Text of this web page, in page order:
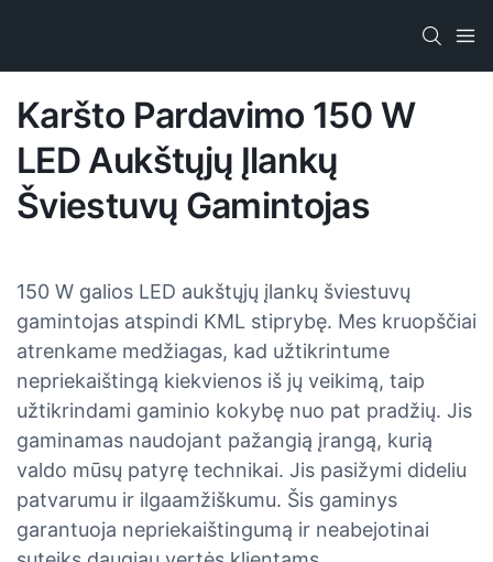
Karšto Pardavimo 150 W
LED Aukštųjų Įlankų
Šviestuvų Gamintojas
150 W galios LED aukštųjų įlankų šviestuvų
gamintojas atspindi KML stiprybę. Mes kruopščiai
atrenkame medžiagas, kad užtikrintume
nepriekaištingą kiekvienos iš jų veikimą, taip
užtikrindami gaminio kokybę nuo pat pradžių. Jis
gaminamas naudojant pažangią įrangą, kurią
valdo mūsų patyrę technikai. Jis pasižymi dideliu
patvarumu ir ilgaamžiškumu. Šis gaminys
garantuoja nepriekaištingumą ir neabejotinai